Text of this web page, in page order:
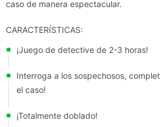
caso de manera espectacular.
CARACTERÍSTICAS:
¡Juego de detective de 2-3 horas!
Interroga a los sospechosos,
el caso!
¡Totalmente doblado!